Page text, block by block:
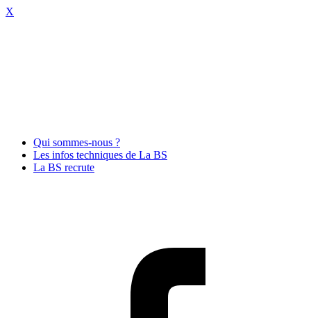
X
Qui sommes-nous ?
Les infos techniques de La BS
La BS recrute